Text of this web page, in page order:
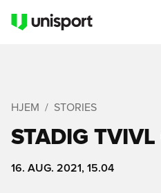
HJEM STORIES
STADIG TVIVL
16. AUG. 2021, 15.04